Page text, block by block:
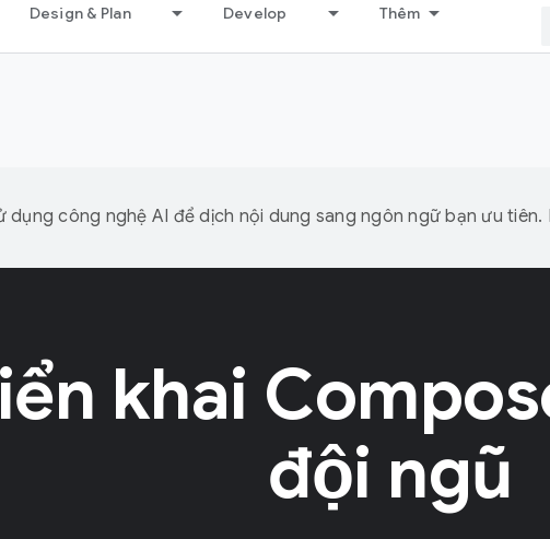
Design & Plan Develop Thêm
dụng công nghệ AI để dịch nội dung sang ngôn ngữ bạn ưu tiên.
khai
đội ngũ